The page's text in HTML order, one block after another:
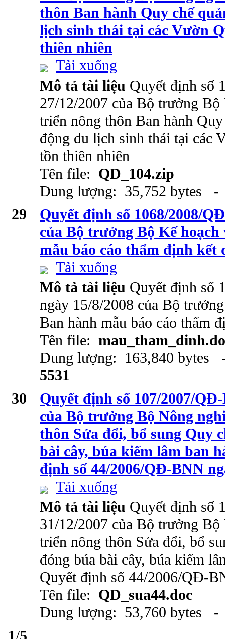
thôn Ban hành Quy chế
lịch sinh thái tại các Vườn
thiên nhiên
Tải xuống
Mô tả tài liệu Quyết định số
27/12/2007 của Bộ trưởng
triển nông thôn Ban hành
động du lịch sinh thái tại các
tồn thiên nhiên
Tên file: QD_104.zip
Dung lượng: 35,752 bytes
29
Quyết định số 1068/2008/
của Bộ trưởng Bộ Kế
mẫu báo cáo thẩm định kết
Tải xuống
Mô tả tài liệu Quyết định số
ngày 15/8/2008 của Bộ
Ban hành mẫu báo cáo thẩm
Tên file:
Dung lượng: 163,840
5531
30
Quyết định số 107/2007/
của Bộ trưởng Bộ Nông
thôn Sửa đổi, bổ sung Quy
bài cây, búa kiểm lâm ban
định số 44/2006/QĐ-BNN
Tải xuống
Mô tả tài liệu Quyết định số
31/12/2007 của Bộ trưởng
triển nông thôn Sửa đổi, bổ
đóng búa bài cây, búa kiểm
Quyết định số 44/2006/QĐ-
Tên file: QD_sua44.doc
Dung lượng: 53,760 bytes